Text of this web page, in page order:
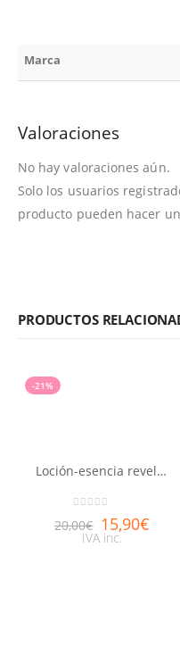
Marca
Valoraciones
No hay valoraciones aún.
Solo los usuarios
producto pueden hacer
PRODUCTOS
-21%
Loción-esencia reveladora de belleza Aquabella®
out of 5
20,00€ 15,90€
IVA inc.